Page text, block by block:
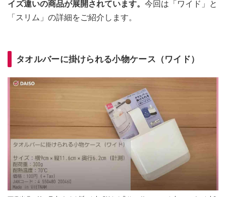
イズ違いの商品が展開されています。 今回は「ワイド」と
「スリム」の詳細をご紹介します。
タオルバーに掛けられる小物ケース（ワイド）